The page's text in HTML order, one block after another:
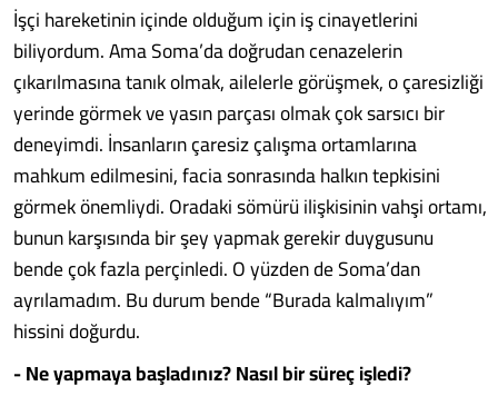
İşçi hareketinin içinde olduğum için iş cinayetlerini
biliyordum. Ama Soma’da doğrudan cenazelerin
çıkarılmasına tanık olmak, ailelerle görüşmek, o çaresizliği
yerinde görmek ve yasın parçası olmak çok sarsıcı bir
deneyimdi. İnsanların çaresiz çalışma ortamlarına
mahkum edilmesini, facia sonrasında halkın tepkisini
görmek önemliydi. Oradaki sömürü ilişkisinin vahşi ortamı,
bunun karşısında bir şey yapmak gerekir duygusunu
bende çok fazla perçinledi. O yüzden de Soma’dan
ayrılamadım. Bu durum bende “Burada kalmalıyım”
hissini doğurdu.
- Ne yapmaya başladınız? Nasıl bir süreç işledi?